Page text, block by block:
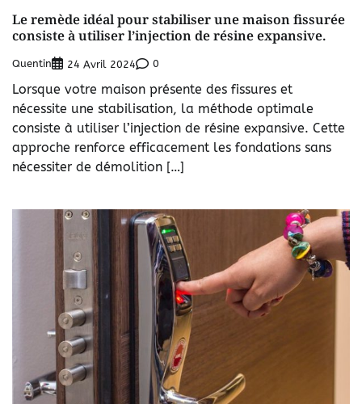
Le remède idéal pour stabiliser une maison fissurée
consiste à utiliser l’injection de résine expansive.
Quentin 24 Avril 2024 0
Lorsque votre maison présente des fissures et
nécessite une stabilisation, la méthode optimale
consiste à utiliser l’injection de résine expansive. Cette
approche renforce efficacement les fondations sans
nécessiter de démolition […]